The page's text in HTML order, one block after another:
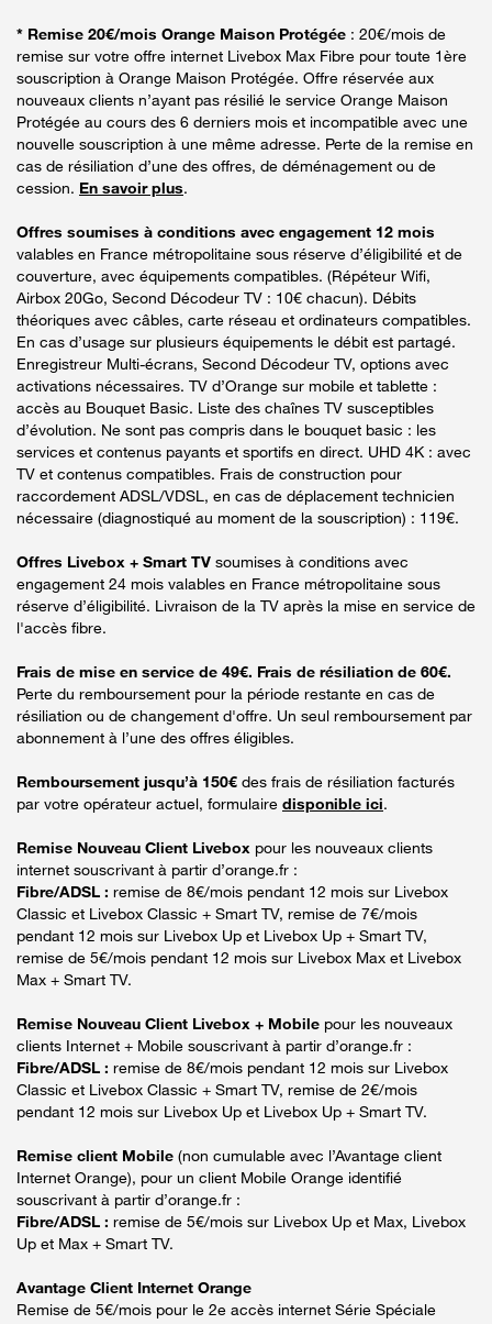
* Remise 20€/mois Orange Maison Protégée : 20€/mois de
remise sur votre offre internet Livebox Max Fibre pour toute 1ère
souscription à Orange Maison Protégée. Offre réservée aux
nouveaux clients n’ayant pas résilié le service Orange Maison
Protégée au cours des 6 derniers mois et incompatible avec une
nouvelle souscription à une même adresse. Perte de la remise en
cas de résiliation d’une des offres, de déménagement ou de
cession. En savoir plus.
Offres soumises à conditions avec engagement 12 mois
valables en France métropolitaine sous réserve d’éligibilité et de
couverture, avec équipements compatibles. (Répéteur Wifi,
Airbox 20Go, Second Décodeur TV : 10€ chacun). Débits
théoriques avec câbles, carte réseau et ordinateurs compatibles.
En cas d’usage sur plusieurs équipements le débit est partagé.
Enregistreur Multi-écrans, Second Décodeur TV, options avec
activations nécessaires. TV d’Orange sur mobile et tablette :
accès au Bouquet Basic. Liste des chaînes TV susceptibles
d’évolution. Ne sont pas compris dans le bouquet basic : les
services et contenus payants et sportifs en direct. UHD 4K : avec
TV et contenus compatibles. Frais de construction pour
raccordement ADSL/VDSL, en cas de déplacement technicien
nécessaire (diagnostiqué au moment de la souscription) : 119€.
Offres Livebox + Smart TV soumises à conditions avec
engagement 24 mois valables en France métropolitaine sous
réserve d’éligibilité. Livraison de la TV après la mise en service de
l'accès fibre.
Frais de mise en service de 49€. Frais de résiliation de 60€.
Perte du remboursement pour la période restante en cas de
résiliation ou de changement d'offre. Un seul remboursement par
abonnement à l’une des offres éligibles.
Remboursement jusqu’à 150€ des frais de résiliation facturés
par votre opérateur actuel, formulaire disponible ici.
Remise Nouveau Client Livebox pour les nouveaux clients
internet souscrivant à partir d’orange.fr :
Fibre/ADSL : remise de 8€/mois pendant 12 mois sur Livebox
Classic et Livebox Classic + Smart TV, remise de 7€/mois
pendant 12 mois sur Livebox Up et Livebox Up + Smart TV,
remise de 5€/mois pendant 12 mois sur Livebox Max et Livebox
Max + Smart TV.
Remise Nouveau Client Livebox + Mobile pour les nouveaux
clients Internet + Mobile souscrivant à partir d’orange.fr :
Fibre/ADSL : remise de 8€/mois pendant 12 mois sur Livebox
Classic et Livebox Classic + Smart TV, remise de 2€/mois
pendant 12 mois sur Livebox Up et Livebox Up + Smart TV.
Remise client Mobile (non cumulable avec l’Avantage client
Internet Orange), pour un client Mobile Orange identifié
souscrivant à partir d’orange.fr :
Fibre/ADSL : remise de 5€/mois sur Livebox Up et Max, Livebox
Up et Max + Smart TV.
Avantage Client Internet Orange
Remise de 5€/mois pour le 2e accès internet Série Spéciale